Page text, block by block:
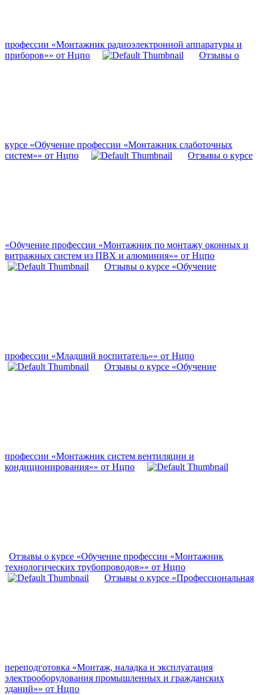
профессии «Монтажник радиоэлектронной аппаратуры и
приборов»» от Нцпо
Отзывы о
курсе «Обучение профессии «Монтажник слаботочных
систем»» от Нцпо
Отзывы о курсе
«Обучение профессии «Монтажник по монтажу оконных и
витражных систем из ПВХ и алюминия»» от Нцпо
Отзывы о курсе «Обучение
профессии «Младший воспитатель»» от Нцпо
Отзывы о курсе «Обучение
профессии «Монтажник систем вентиляции и
кондиционирования»» от Нцпо
Отзывы о курсе «Обучение профессии «Монтажник
технологических трубопроводов»» от Нцпо
Отзывы о курсе «Профессиональная
переподготовка «Монтаж, наладка и эксплуатация
электрооборудования промышленных и гражданских
зданий»» от Нцпо